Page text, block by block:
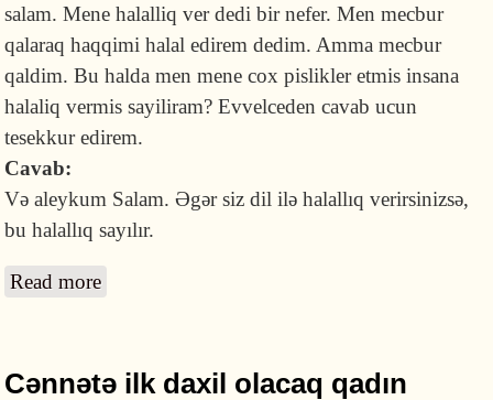
salam. Mene halalliq ver dedi bir nefer. Men mecbur
qalaraq haqqimi halal edirem dedim. Amma mecbur
qaldim. Bu halda men mene cox pislikler etmis insana
halaliq vermis sayiliram? Evvelceden cavab ucun
tesekkur edirem.
Cavab:
Və aleykum Salam. Əgər siz dil ilə halallıq verirsinizsə,
bu halallıq sayılır.
Read more
Cənnətə ilk daxil olacaq qadın